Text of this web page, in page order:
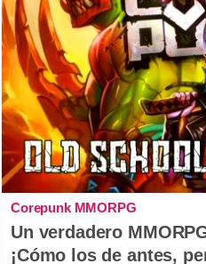
Corepunk MMORPG
Un verdadero
¡Cómo los de antes,